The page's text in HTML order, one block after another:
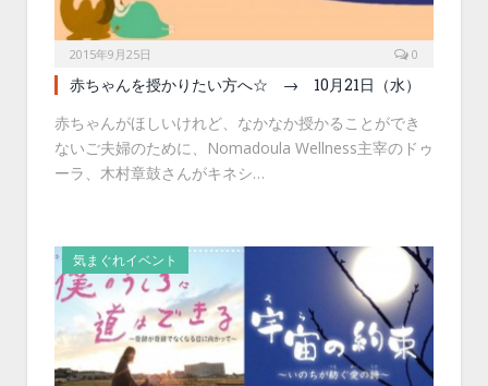
2015年9月25日 0
赤ちゃんを授かりたい方へ☆ → 10月21日（水）
赤ちゃんがほしいけれど、なかなか授かることができ
ないご夫婦のために、Nomadoula Wellness主宰のドゥ
ーラ、木村章鼓さんがキネシ…
気まぐれイベント